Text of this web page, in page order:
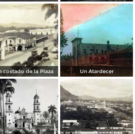
costado de la Plaza Un Atardecer